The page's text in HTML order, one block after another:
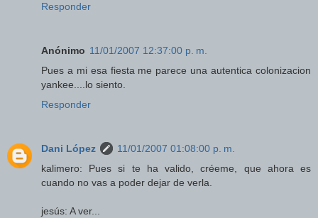
Responder
Anónimo 11/01/2007 12:37:00 p. m.
Pues a mi esa fiesta me parece una autentica colonizacion
yankee....lo siento.
Responder
Dani López
11/01/2007 01:08:00 p. m.
kalimero: Pues si te ha valido, créeme, que ahora es
cuando no vas a poder dejar de verla.
jesús: A ver...